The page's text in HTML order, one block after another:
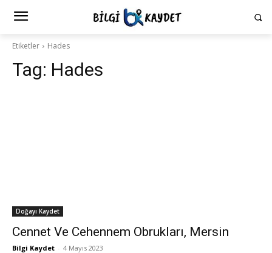
Etiketler Hades
Tag: Hades
Doğayı Kaydet
Cennet Ve Cehennem Obrukları, Mersin
Bilgi Kaydet - 4 Mayıs 2023